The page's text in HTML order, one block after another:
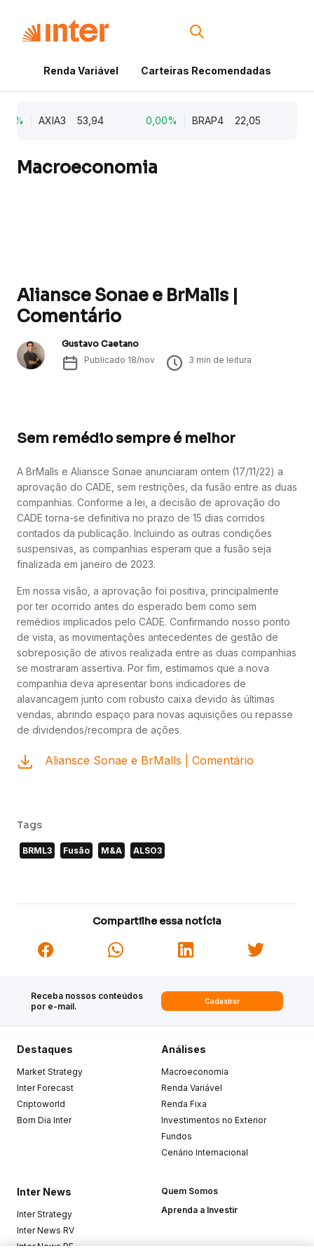
Renda Variável Carteiras Recomendadas
AXIA3 53,94 0,00% BRAP4 22,05
Macroeconomia
Aliansce Sonae e BrMalls |
Comentário
Gustavo Caetano
Publicado 18/nov 3 min de leitura
Sem remédio sempre é melhor
A BrMalls e Aliansce Sonae anunciaram ontem (17/11/22) a
aprovação do CADE, sem restrições, da fusão entre as duas
companhias. Conforme a lei, a decisão de aprovação do
CADE torna-se definitiva no prazo de 15 dias corridos
contados da publicação. Incluindo as outras condições
suspensivas, as companhias esperam que a fusão seja
finalizada em janeiro de 2023.
Em nossa visão, a aprovação foi positiva, principalmente
por ter ocorrido antes do esperado bem como sem
remédios implicados pelo CADE. Confirmando nosso ponto
de vista, as movimentações antecedentes de gestão de
sobreposição de ativos realizada entre as duas companhias
se mostraram assertiva. Por fim, estimamos que a nova
companhia deva apresentar bons indicadores de
alavancagem junto com robusto caixa devido às últimas
vendas, abrindo espaço para novas aquisições ou repasse
de dividendos/recompra de ações.
Aliansce Sonae e BrMalls | Comentário
Tags
BRML3 Fusão M&A ALSO3
Compartilhe essa notícia
Receba nossos conteúdos
por e-mail.
Cadastrar
Destaques
Market Strategy
Inter Forecast
Criptoworld
Bom Dia Inter
Análises
Macroeconomia
Renda Variável
Renda Fixa
Investimentos no Exterior
Fundos
Cenário Internacional
Inter News
Inter Strategy
Inter News RV
Inter News RF
Quem Somos
Aprenda a Investir